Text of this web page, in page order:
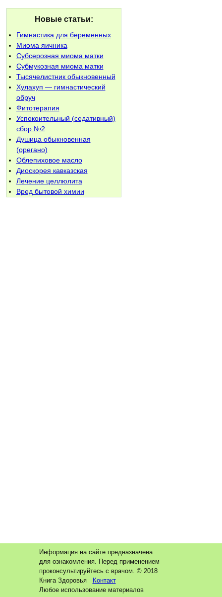
Новые статьи:
Гимнастика для беременных
Миома яичника
Субсерозная миома матки
Субмукозная миома матки
Тысячелистник обыкновенный
Хулахуп — гимнастический
обруч
Фитотерапия
Успокоительный (седативный)
сбор №2
Душица обыкновенная
(орегано)
Облепиховое масло
Диоскорея кавказская
Лечение целлюлита
Вред бытовой химии
Информация на сайте предназначена
для ознакомления. Перед применением
проконсультируйтесь с врачом. © 2018
Книга Здоровья
Контакт
Любое использование материалов